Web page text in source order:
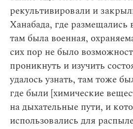
рекультивировали и
Ханабада, где
там была военная,
сих пор не было
проникнуть и изучить
удалось узнать, там тоже
где были [химические
на дыхательные пути, и
использовались для